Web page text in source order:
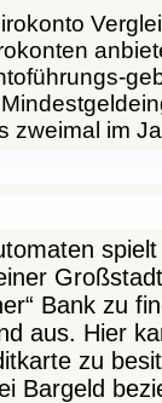
zweimal im
Bank zu
aus. Hier
zu
Bargeld